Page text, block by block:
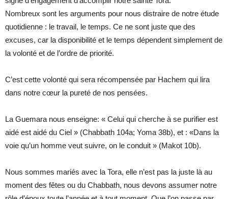
Nombreux sont les arguments pour nous distraire de notre étude
quotidienne : le travail, le temps. Ce ne sont juste que des
excuses, car la disponibilité et le temps dépendent simplement de
la volonté et de l’ordre de priorité.
C’est cette volonté qui sera récompensée par Hachem qui lira
dans notre cœur la pureté de nos pensées.
La Guemara nous enseigne: « Celui qui cherche à se purifier est
aidé est aidé du Ciel » (Chabbath 104a; Yoma 38b), et : «Dans la
voie qu’un homme veut suivre, on le conduit » (Makot 10b).
Nous sommes mariés avec la Tora, elle n’est pas la juste là au
moment des fêtes ou du Chabbath, nous devons assumer notre